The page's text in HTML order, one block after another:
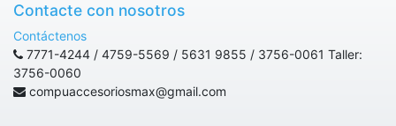
Contacte con nosotros
Contáctenos
7771-4244 / 4759-5569 / 5631 9855 / 3756-0061 Taller:
3756-0060
compuaccesoriosmax@gmail.com